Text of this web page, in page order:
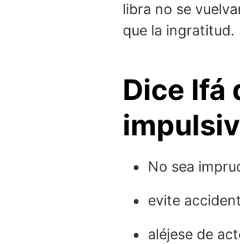
libra no se
que la ingratitud.
Dice Ifá
No sea
evite
aléjese de